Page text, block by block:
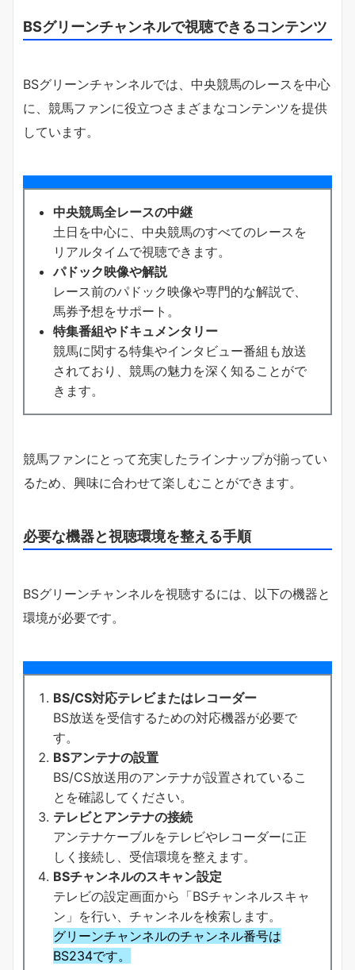
BSグリーンチャンネルで視聴できるコンテンツ
BSグリーンチャンネルでは、中央競馬のレースを中心
に、競馬ファンに役立つさまざまなコンテンツを提供
しています。
中央競馬全レースの中継
土日を中心に、中央競馬のすべてのレースを
リアルタイムで視聴できます。
パドック映像や解説
レース前のパドック映像や専門的な解説で、
馬券予想をサポート。
特集番組やドキュメンタリー
競馬に関する特集やインタビュー番組も放送
されており、競馬の魅力を深く知ることがで
きます。
競馬ファンにとって充実したラインナップが揃ってい
るため、興味に合わせて楽しむことができます。
必要な機器と視聴環境を整える手順
BSグリーンチャンネルを視聴するには、以下の機器と
環境が必要です。
BS/CS対応テレビまたはレコーダー
BS放送を受信するための対応機器が必要で
す。
BSアンテナの設置
BS/CS放送用のアンテナが設置されているこ
とを確認してください。
テレビとアンテナの接続
アンテナケーブルをテレビやレコーダーに正
しく接続し、受信環境を整えます。
BSチャンネルのスキャン設定
テレビの設定画面から「BSチャンネルスキャ
ン」を行い、チャンネルを検索します。
グリーンチャンネルのチャンネル番号は
BS234です。